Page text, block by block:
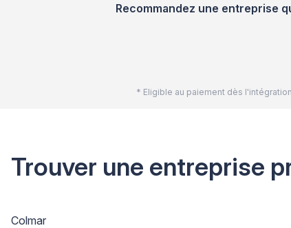
Recommandez une entreprise
* Eligible au paiement dès
Trouver une entreprise
Colmar